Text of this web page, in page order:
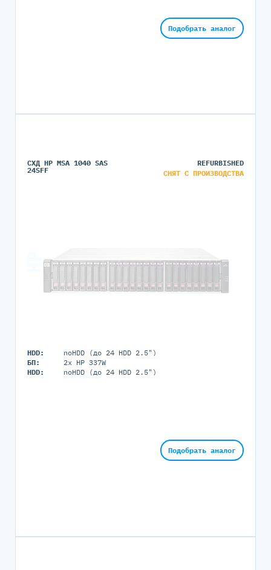
Подобрать аналог
СХД HP MSA 1040 SAS
24SFF
REFURBISHED
СНЯТ С ПРОИЗВОДСТВА
HDD:
noHDD (до 24 HDD 2.5")
БП:
2x HP 337W
HDD:
noHDD (до 24 HDD 2.5")
Подобрать аналог